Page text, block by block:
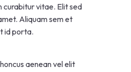
curabitur vitae. Elit sed
Aliquam sem et
id porta.
aenean vel elit